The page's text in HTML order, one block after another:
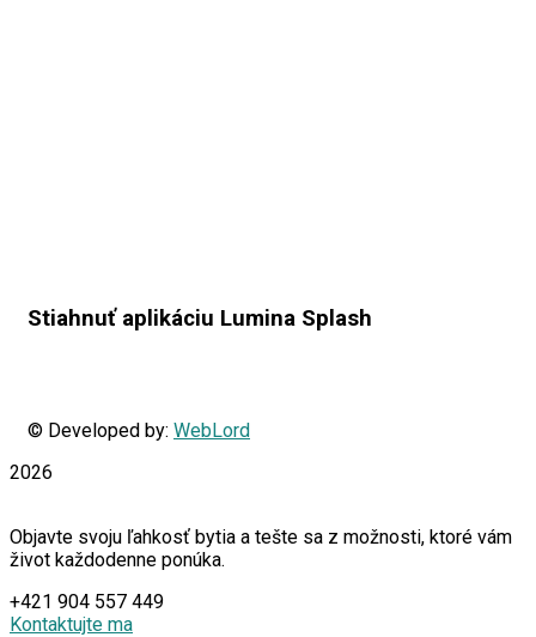
Stiahnuť aplikáciu Lumina Splash
© Developed by: WebLord
2026
Objavte svoju ľahkosť bytia a tešte sa z možnosti, ktoré vám
život každodenne ponúka.
+421 904 557 449
Kontaktujte ma